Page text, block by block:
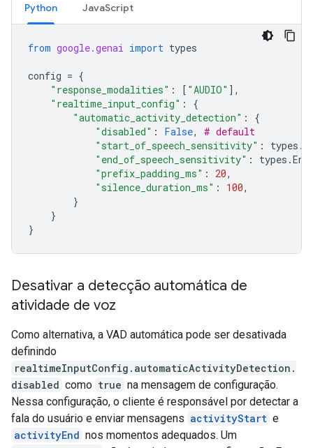
Python JavaScript
from google.genai import types
config = {
"response_modalities" : [ "AUDIO" ],
"realtime_input_config" :
{
"automatic_activity_detection" :
{
"disabled" : False,
# default
"start_of_speech_sensitivity" : types .
"end_of_speech_sensitivity" : types .
"prefix_padding_ms" : 20,
"silence_duration_ms" : 100,
}
}
}
Desativar a detecção automática de
atividade de voz
Como alternativa, a VAD automática pode ser desativada
definindo
realtimeInputConfig.automaticActivityDetection.
disabled como true na mensagem de configuração.
Nessa configuração, o cliente é responsável por detectar a
fala do usuário e enviar mensagens activityStart e
activityEnd nos momentos adequados. Um